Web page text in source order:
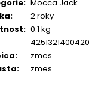
: Mocca Jack
:
2 roky
: 0.1 kg
4251321400420
:
zmes
: zmes